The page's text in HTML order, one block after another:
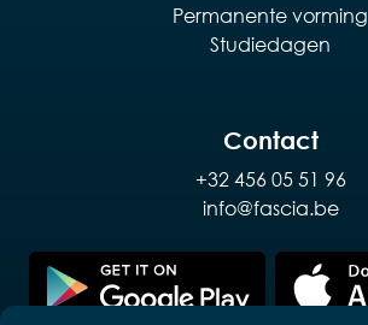
Permanente vorming
Studiedagen
Contact
+32 456 05 51 96
info@fascia.be